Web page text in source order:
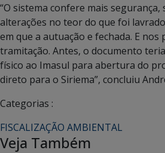
“O sistema confere mais segurança,
alterações no teor do que foi
em que a autuação e fechada. E
tramitação. Antes, o documento
físico ao Imasul para abertura do
direto para o Siriema”, concluiu
Categorias :
FISCALIZAÇÃO AMBIENTAL
Veja Também